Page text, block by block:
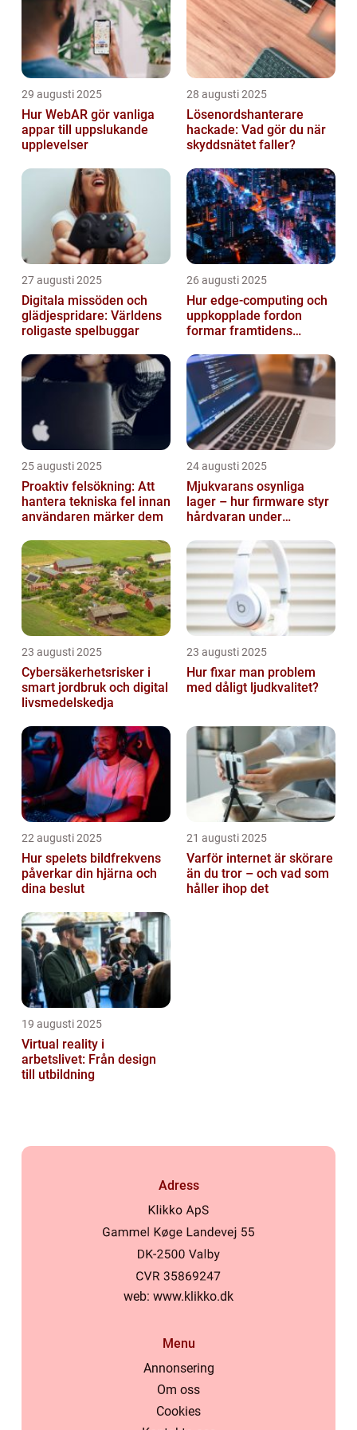
29 augusti 2025
Hur WebAR gör vanliga
appar till uppslukande
upplevelser
28 augusti 2025
Lösenordshanterare
hackade: Vad gör du när
skyddsnätet faller?
27 augusti 2025
Digitala missöden och
glädjespridare: Världens
roligaste spelbuggar
26 augusti 2025
Hur edge‑computing och
uppkopplade fordon
formar framtidens
25 augusti 2025
Proaktiv felsökning: Att
hantera tekniska fel innan
användaren märker dem
24 augusti 2025
Mjukvarans osynliga
lager – hur firmware styr
hårdvaran under
23 augusti 2025
Cybersäkerhetsrisker i
smart jordbruk och digital
livsmedelskedja
23 augusti 2025
Hur fixar man problem
med dåligt ljudkvalitet?
22 augusti 2025
Hur spelets bildfrekvens
påverkar din hjärna och
dina beslut
21 augusti 2025
Varför internet är skörare
än du tror – och vad som
håller ihop det
19 augusti 2025
Virtual reality i
arbetslivet: Från design
till utbildning
Adress
web: www.klikko.dk
Menu
Annonsering
Om oss
Cookies